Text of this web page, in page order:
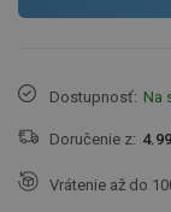
Dostupnosť: Na
Doručenie z:
Vrátenie až do